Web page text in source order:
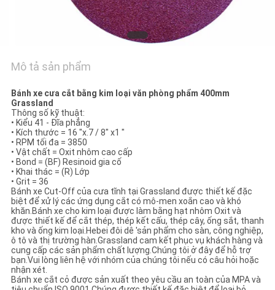
SƠ
TRANG
WEB
PRIVACY
POLICY
Mô tả sản phẩm
Bánh xe cưa cắt bằng kim loại văn phòng phẩm 400mm
Grassland
Thông số kỹ thuật:
• Kiểu 41 - Đĩa phẳng
• Kích thước = 16 "x.7 / 8" x1 "
• RPM tối đa = 3850
• Vật chất = Oxit nhôm cao cấp
• Bond = (BF) Resinoid gia cố
• Khai thác = (R) Lớp
• Grit = 36
Bánh xe Cut-Off của cưa tĩnh tại Grassland được thiết kế đặc
biệt để xử lý các ứng dụng cắt có mô-men xoắn cao và khó
khăn.Bánh xe cho kim loại được làm bằng hạt nhôm Oxit và
được thiết kế để cắt thép, thép kết cấu, thép cây, ống sắt, thanh
kho và ống kim loại.Hebei đôi dê 'sản phẩm cho sàn, công nghiệp,
ô tô và thị trường hàn.Grassland cam kết phục vụ khách hàng và
cung cấp các sản phẩm chất lượng.Chúng tôi ở đây để hỗ trợ
bạn.Vui lòng liên hệ với nhóm của chúng tôi nếu có câu hỏi hoặc
nhận xét.
Bánh xe cắt cỏ được sản xuất theo yêu cầu an toàn của MPA và